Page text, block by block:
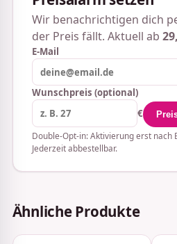
Wir benachrichtigen dich
der Preis fällt. Aktuell ab
E-Mail
Wunschpreis (optional)
€
Double-Opt-in: Aktivierung erst nach
Jederzeit abbestellbar.
Ähnliche Produkte